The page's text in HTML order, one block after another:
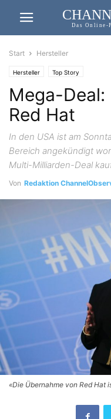
Das Online-
Start Hersteller
Hersteller Top Story
Mega-
Red Hat
In den USA ist am
Bereich angekündigt
Multi-Milliarden-Deal
Von Redaktion
«Die Übernahme von Red Hat